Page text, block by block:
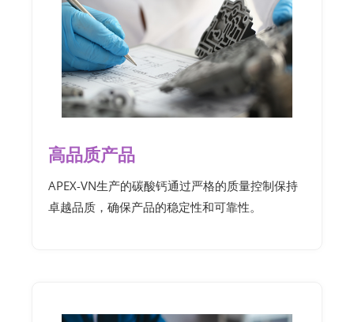
高品质产品
APEX-VN生产的碳酸钙通过严格的质量控制保持
卓越品质，确保产品的稳定性和可靠性。